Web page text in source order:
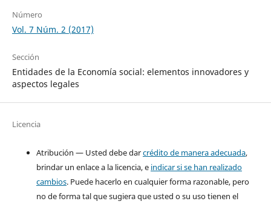
Número
Vol. 7 Núm. 2 (2017)
Sección
Entidades de la Economía social: elementos innovadores y
aspectos legales
Licencia
Atribución — Usted debe darcrédito de manera adecuada,
brindar un enlace a la licencia, e indicar si se han realizado
cambios. Puede hacerlo en cualquier forma razonable, pero
no de forma tal que sugiera que usted o su uso tienen el